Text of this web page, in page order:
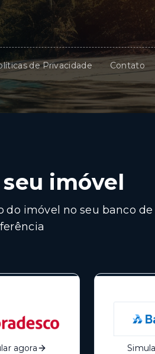
de Privacidade Contato
imóvel
imóvel no seu banco de
agora